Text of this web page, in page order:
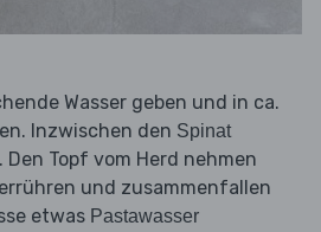
Wasser geben und in ca.
Inzwischen den Spinat
Topf vom Herd nehmen
und zusammenfallen
etwas Pastawasser